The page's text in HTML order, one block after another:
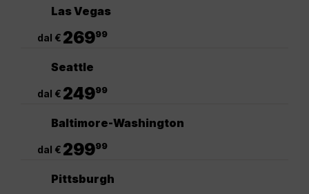
Las Vegas
dal € 26999
Seattle
dal € 24999
Baltimore-Washington
dal € 29999
Pittsburgh